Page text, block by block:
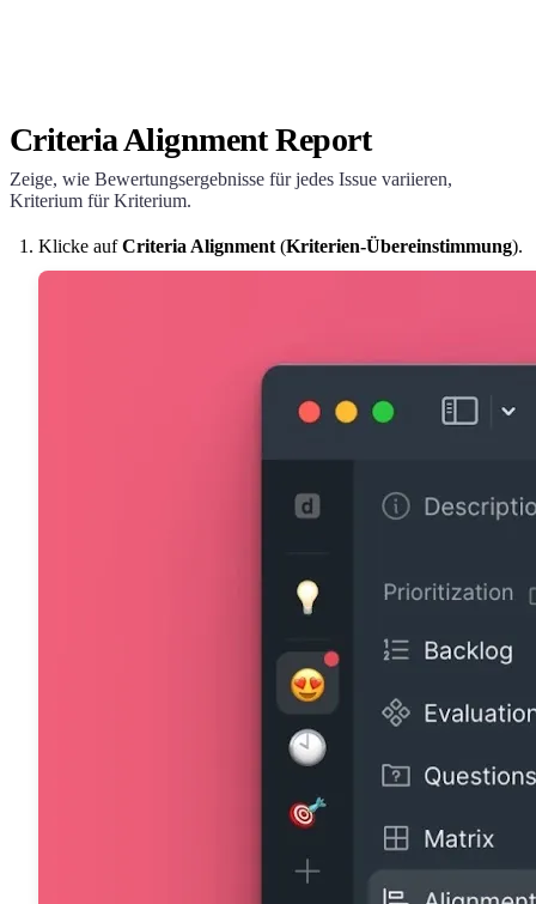
Criteria Alignment Report
Zeige, wie Bewertungsergebnisse für jedes Issue variieren,
Kriterium für Kriterium.
Klicke aufCriteria Alignment (Kriterien-Übereinstimmung).